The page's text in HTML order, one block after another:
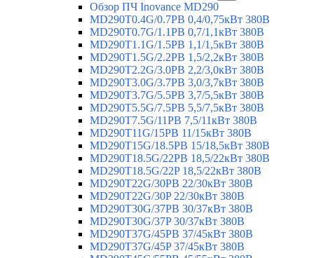
Обзор ПЧ Inovance MD290
MD290T0.4G/0.7PB 0,4/0,75кВт 380В
MD290T0.7G/1.1PB 0,7/1,1кВт 380В
MD290T1.1G/1.5PB 1,1/1,5кВт 380В
MD290T1.5G/2.2PB 1,5/2,2кВт 380В
MD290T2.2G/3.0PB 2,2/3,0кВт 380В
MD290T3.0G/3.7PB 3,0/3,7кВт 380В
MD290T3.7G/5.5PB 3,7/5,5кВт 380В
MD290T5.5G/7.5PB 5,5/7,5кВт 380В
MD290T7.5G/11PB 7,5/11кВт 380В
MD290T11G/15PB 11/15кВт 380В
MD290T15G/18.5PB 15/18,5кВт 380В
MD290T18.5G/22PB 18,5/22кВт 380В
MD290T18.5G/22P 18,5/22кВт 380В
MD290T22G/30PB 22/30кВт 380В
MD290T22G/30P 22/30кВт 380В
MD290T30G/37PB 30/37кВт 380В
MD290T30G/37P 30/37кВт 380В
MD290T37G/45PB 37/45кВт 380В
MD290T37G/45P 37/45кВт 380В